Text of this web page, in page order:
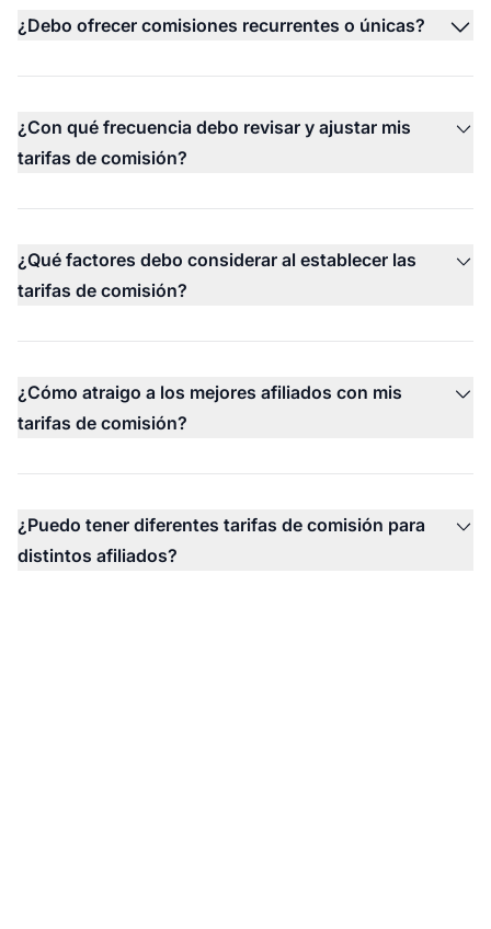
¿Debo ofrecer comisiones recurrentes o únicas?
¿Con qué frecuencia debo revisar y ajustar mis
tarifas de comisión?
¿Qué factores debo considerar al establecer las
tarifas de comisión?
¿Cómo atraigo a los mejores afiliados con mis
tarifas de comisión?
¿Puedo tener diferentes tarifas de comisión para
distintos afiliados?